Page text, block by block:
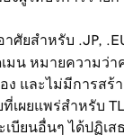
สำหรับ .JP,
มน หมายความ
และไม่มีการสร้
แพร่สำหรับ
ยนอื่นๆ ได้ปฏิเ